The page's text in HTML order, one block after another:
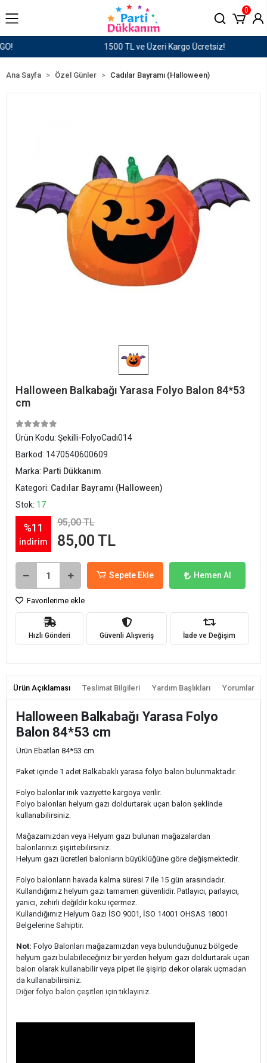
1500 TL ve Üzeri Kargo Ücretsiz!
0
Ana Sayfa Özel Günler Cadılar Bayramı (Halloween)
Halloween Balkabağı Yarasa Folyo Balon 84*53
cm
Ürün Kodu: Şekilli-FolyoCadı014
Barkod: 1470540600609
Marka: Parti Dükkanım
Kategori: Cadılar Bayramı (Halloween)
Stok: 17
%11
indirim
95,00 TL
85,00 TL
Sepete Ekle Hemen Al
Favorilerime ekle
Hızlı Gönderi Güvenli Alışveriş İade ve Değişim
Ürün Açıklaması Teslimat Bilgileri Yardım Başlıkları Yorumlar
Halloween Balkabağı Yarasa Folyo
Balon 84*53 cm
Ürün Ebatları 84*53 cm
Paket içinde 1 adet Balkabaklı yarasa folyo balon bulunmaktadır.
Folyo balonlar inik vaziyette kargoya verilir.
Folyo balonları helyum gazı doldurtarak uçan balon şeklinde
kullanabilirsiniz.
Mağazamızdan veya Helyum gazı bulunan mağazalardan
balonlarınızı şişirtebilirsiniz.
Helyum gazı ücretleri balonların büyüklüğüne göre değişmektedir.
Folyo balonların havada kalma süresi 7 ile 15 gün arasındadır.
Kullandığımız helyum gazı tamamen güvenlidir. Patlayıcı, parlayıcı,
yanıcı, zehirli değildir koku içermez.
Kullandığımız Helyum Gazı İSO 9001, İSO 14001 OHSAS 18001
Belgelerine Sahiptir.
Not: Folyo Balonları mağazamızdan veya bulunduğunuz bölgede
helyum gazı bulabileceğiniz bir yerden helyum gazı doldurtarak uçan
balon olarak kullanabilir veya pipet ile şişirip dekor olarak uçmadan
da kullanabilirsiniz.
Diğer folyo balon çeşitleri için tıklayınız.